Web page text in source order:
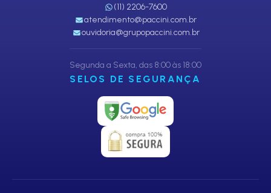
(11) 2206-7600
atendimento@paccini.com.br
ouvidoria@grupopaccini.com.br
Segunda a Sexta, das 8:00 às 18:00
SELOS DE SEGURANÇA